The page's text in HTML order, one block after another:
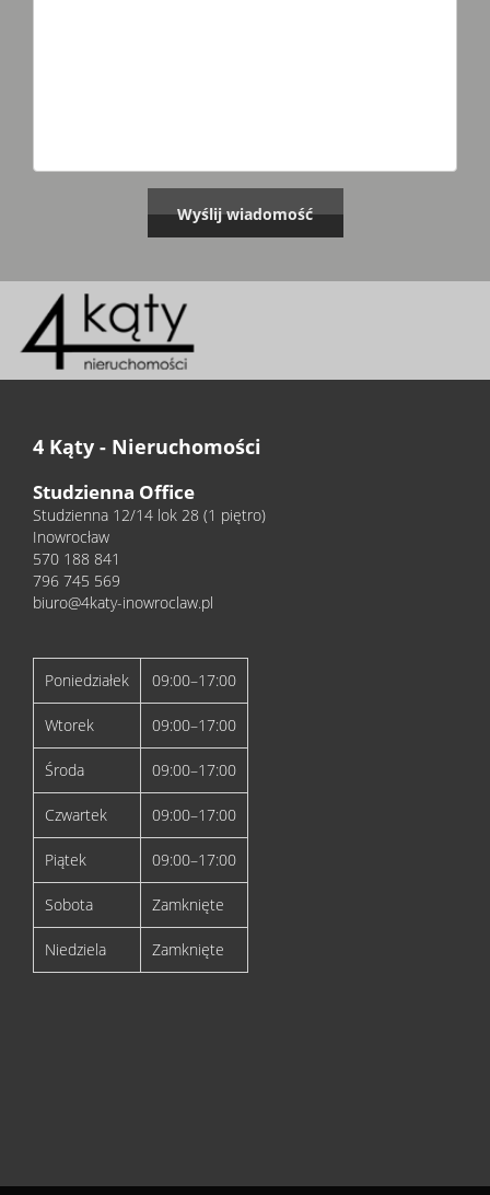
4 Kąty - Nieruchomości
Studzienna Office
Studzienna 12/14 lok 28 (1 piętro)
Inowrocław
570 188 841
796 745 569
biuro@4katy-inowroclaw.pl
Poniedziałek 09:00–17:00
Wtorek 09:00–17:00
Środa 09:00–17:00
Czwartek 09:00–17:00
Piątek 09:00–17:00
Sobota Zamknięte
Niedziela Zamknięte